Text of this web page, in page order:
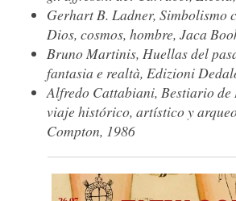
Gerhart B. Ladner, Simbolismo
Dios, cosmos, hombre, Jaca
Bruno Martinis, Huellas del
fantasia e realtà, Edizioni
Alfredo Cattabiani, Bestiario
viaje histórico, artístico y
Compton, 1986